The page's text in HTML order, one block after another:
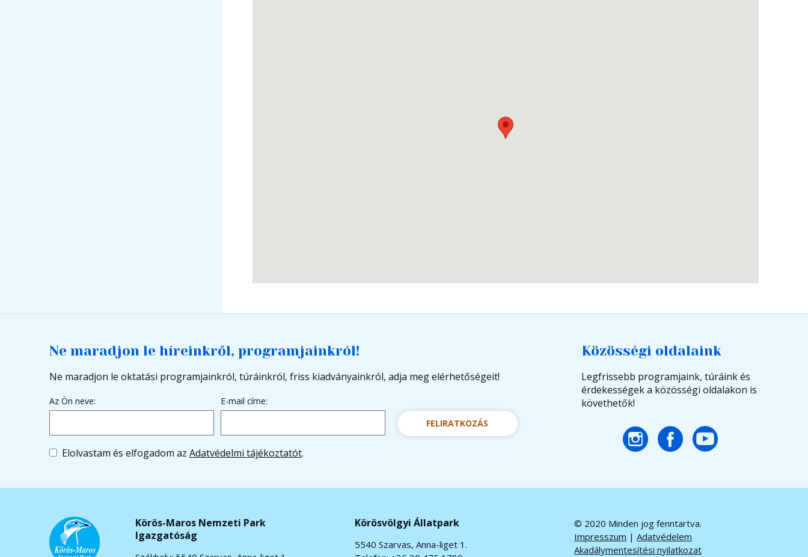
Ne maradjon le híreinkről, programjainkról!
Ne maradjon le oktatási programjainkról, túráinkról, friss kiadványainkról, adja meg elérhetőségeit!
Az Ön neve: E-mail címe:
Elolvastam és elfogadom az Adatvédelmi tájékoztatót.
FELIRATKOZÁS
Közösségi oldalaink
Legfrissebb programjaink, túráink és
érdekességek a közösségi oldalakon is
követhetők!
Körös-Maros Nemzeti Park
Igazgatóság
Körösvölgyi Állatpark
5540 Szarvas, Anna-liget 1.
© 2020 Minden jog fenntartva.
Impresszum |Adatvédelem
Akadálymentesítési nyilatkozat